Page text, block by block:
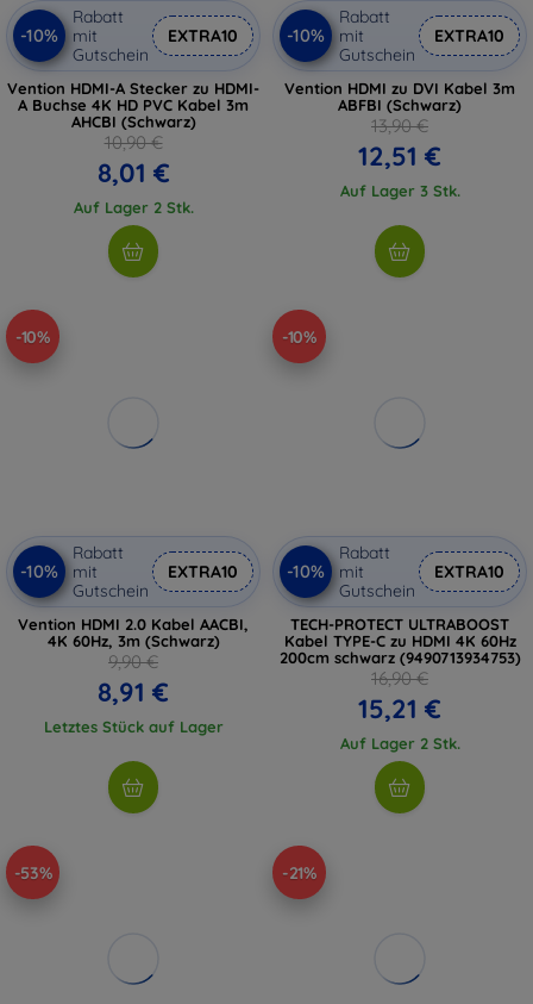
-10%
Rabatt
mit
Gutschein
EXTRA10
Vention HDMI-A Stecker zu HDMI-
A Buchse 4K HD PVC Kabel 3m
AHCBI (Schwarz)
10,90 €
8,01 €
Auf Lager 2 Stk.
-10%
Rabatt
mit
Gutschein
EXTRA10
Vention HDMI zu DVI Kabel 3m
ABFBI (Schwarz)
13,90 €
12,51 €
Auf Lager 3 Stk.
-10%
-10%
Rabatt
mit
Gutschein
EXTRA10
Vention HDMI 2.0 Kabel AACBI,
4K 60Hz, 3m (Schwarz)
9,90 €
8,91 €
Letztes Stück auf Lager
-10%
-10%
Rabatt
mit
Gutschein
EXTRA10
TECH-PROTECT ULTRABOOST
Kabel TYPE-C zu HDMI 4K 60Hz
200cm schwarz (9490713934753)
16,90 €
15,21 €
Auf Lager 2 Stk.
-53% -21%